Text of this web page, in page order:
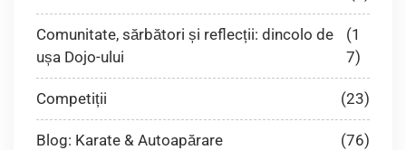
Comunitate, sărbători și reflecții: dincolo de
ușa Dojo-ului
(1
7)
Competiții (23)
Blog: Karate & Autoapărare (76)